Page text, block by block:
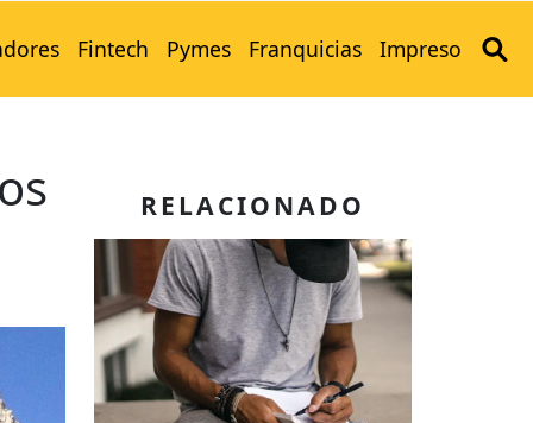
Fintech Pymes Franquicias Impreso
RELACIONADO